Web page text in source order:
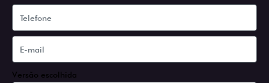
Versão escolhida